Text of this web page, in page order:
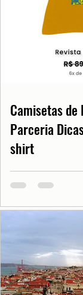
Camisetas
Parceria
shirt